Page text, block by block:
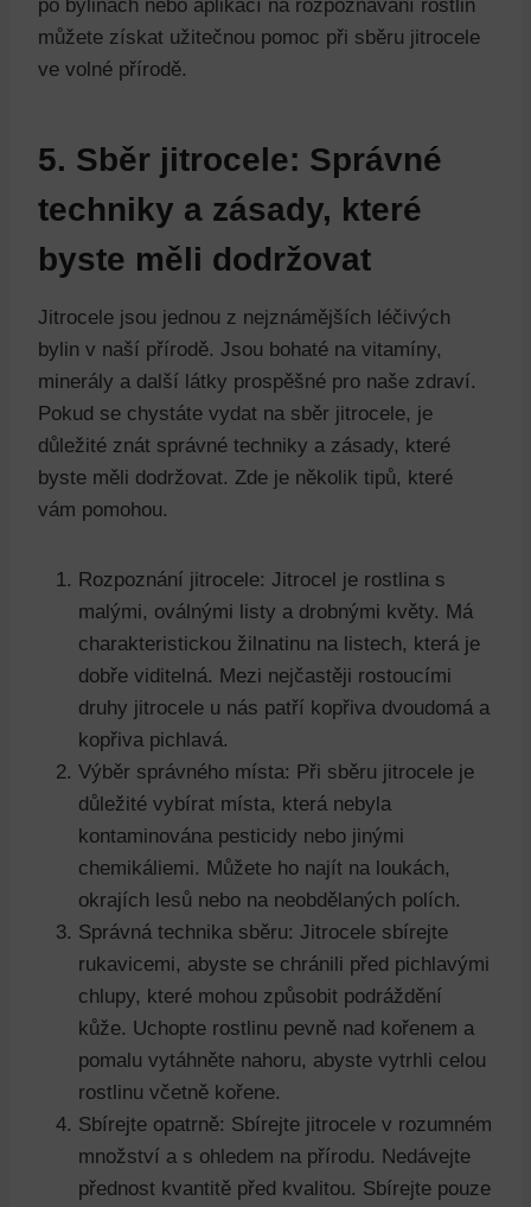
po bylinách nebo aplikací na rozpoznávání rostlin
můžete získat užitečnou pomoc při sběru jitrocele
ve volné přírodě.
5. Sběr jitrocele: Správné
techniky a zásady, které
byste měli dodržovat
Jitrocele jsou jednou z nejznámějších léčivých
bylin v naší přírodě. Jsou bohaté na vitamíny,
minerály a další látky prospěšné pro naše zdraví.
Pokud se chystáte vydat na sběr jitrocele, je
důležité znát správné techniky a zásady, které
byste měli dodržovat. Zde je několik tipů, které
vám pomohou.
Rozpoznání jitrocele: Jitrocel je rostlina s
malými, oválnými listy a drobnými květy. Má
charakteristickou žilnatinu na listech, která je
dobře viditelná. Mezi nejčastěji rostoucími
druhy jitrocele u nás patří kopřiva dvoudomá a
kopřiva pichlavá.
Výběr správného místa: Při sběru jitrocele je
důležité vybírat místa, která nebyla
kontaminována pesticidy nebo jinými
chemikáliemi. Můžete ho najít na loukách,
okrajích lesů nebo na neobdělaných polích.
Správná technika sběru: Jitrocele sbírejte
rukavicemi, abyste se chránili před pichlavými
chlupy, které mohou způsobit podráždění
kůže. Uchopte rostlinu pevně nad kořenem a
pomalu vytáhněte nahoru, abyste vytrhli celou
rostlinu včetně kořene.
Sbírejte opatrně: Sbírejte jitrocele v rozumném
množství a s ohledem na přírodu. Nedávejte
přednost kvantitě před kvalitou. Sbírejte pouze